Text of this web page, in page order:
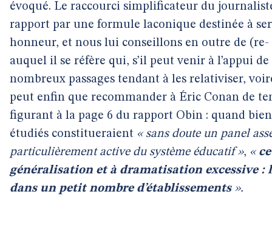
évoqué. Le raccourci simplificateur du
rapport par une formule laconique destinée à
honneur, et nous lui conseillons en outre de
auquel il se réfère qui, s’il peut venir à l’appui
nombreux passages tendant à les relativiser,
peut enfin que recommander à Éric Conan de
figurant à la page 6 du rapport Obin : quand
étudiés constitueraient « sans doute un panel
particulièrement active du système éducatif », «
généralisation et à dramatisation excessive :
dans un petit nombre d’établissements».